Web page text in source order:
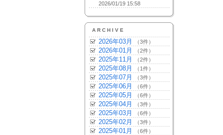
2026/01/19 15:58
ARCHIVE
2026年03月 （3件）
2026年01月 （2件）
2025年11月 （2件）
2025年08月 （1件）
2025年07月 （3件）
2025年06月 （6件）
2025年05月 （6件）
2025年04月 （3件）
2025年03月 （6件）
2025年02月 （3件）
2025年01月 （6件）